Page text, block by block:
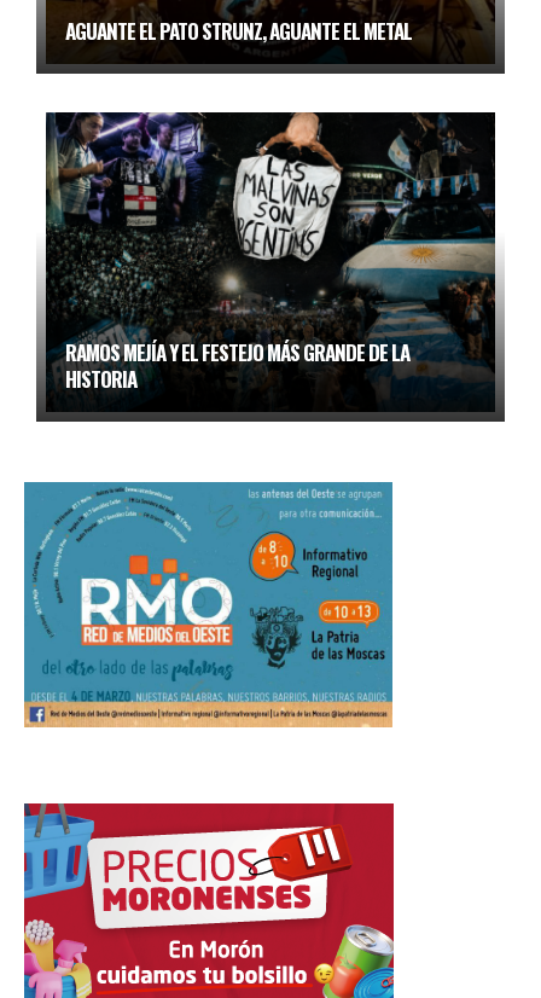
AGUANTE EL PATO STRUNZ, AGUANTE EL METAL
RAMOS MEJÍA Y EL FESTEJO MÁS GRANDE DE LA
HISTORIA